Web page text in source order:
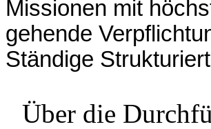
Missionen mit
gehende
Ständige
Über die